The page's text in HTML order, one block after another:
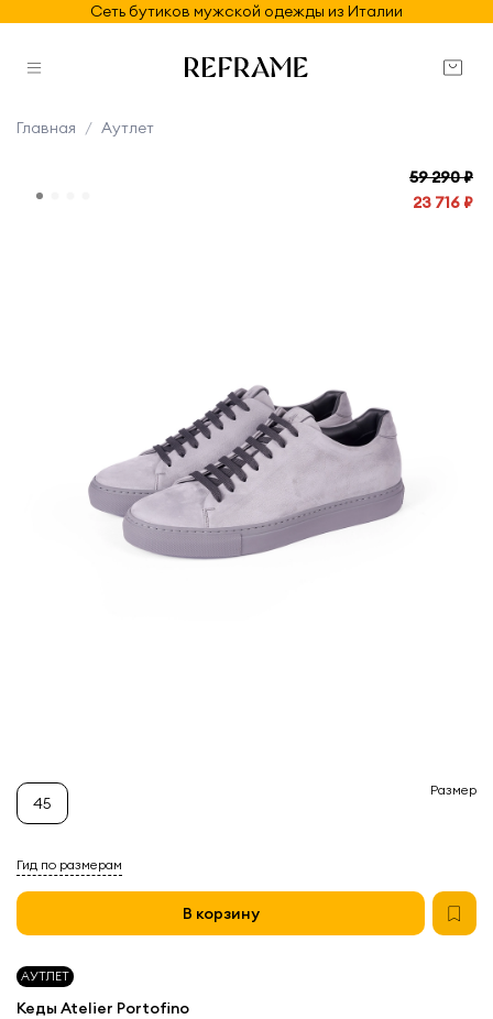
Сеть бутиков мужской одежды из Италии
Главная Аутлет
АУТЛЕТ
Кеды Atelier Portofino
59 290 ₽
23 716 ₽
Гид по размерам
В корзину
Размер
45